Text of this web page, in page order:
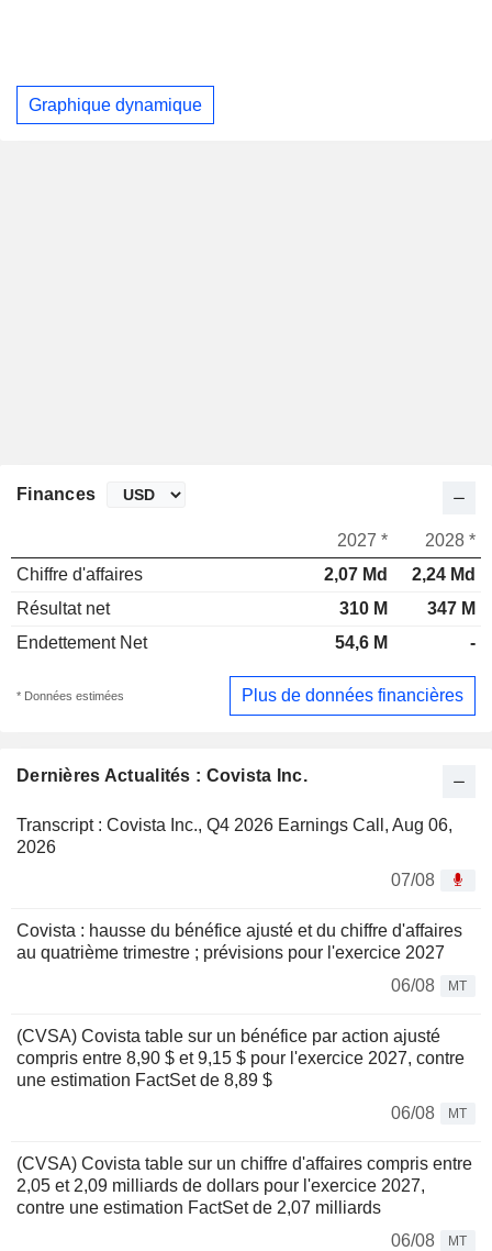
Graphique dynamique
Dernières Actualités : Covista Inc.
Transcript : Covista Inc., Q4 2026 Earnings Call, Aug 06,
2026
07/08
Covista : hausse du bénéfice ajusté et du chiffre d'affaires
au quatrième trimestre ; prévisions pour l'exercice 2027
06/08
MT
(CVSA) Covista table sur un bénéfice par action ajusté
compris entre 8,90 $ et 9,15 $ pour l'exercice 2027, contre
une estimation FactSet de 8,89 $
06/08
MT
(CVSA) Covista table sur un chiffre d'affaires compris entre
2,05 et 2,09 milliards de dollars pour l'exercice 2027,
contre une estimation FactSet de 2,07 milliards
06/08
MT
Finances
2027 *
2028 *
Chiffre d'affaires
2,07 Md
2,24 Md
Résultat net
310 M
347 M
Endettement Net
54,6 M -
* Données estimées Plus de données financières